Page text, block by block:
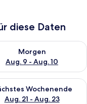
diese Daten
Aug. 8 - Aug. 9.
Morgen
Aug. 9 - Aug. 10
die Verfügbarkeit
Aug. 14
Wochenende
Aug. 21 - Aug. 23
die Verfügbarkeit